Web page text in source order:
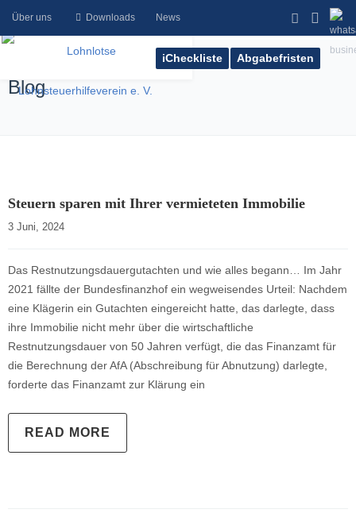
Abgabefristen
iCheckliste
Über uns Downloads News
Blog
Steuern sparen mit Ihrer vermieteten Immobilie
3 Juni, 2024
Das Restnutzungsdauergutachten und wie alles begann… Im Jahr
2021 fällte der Bundesfinanzhof ein wegweisendes Urteil: Nachdem
eine Klägerin ein Gutachten eingereicht hatte, das darlegte, dass
ihre Immobilie nicht mehr über die wirtschaftliche
Restnutzungsdauer von 50 Jahren verfügt, die das Finanzamt für
die Berechnung der AfA (Abschreibung für Abnutzung) darlegte,
forderte das Finanzamt zur Klärung ein
READ MORE